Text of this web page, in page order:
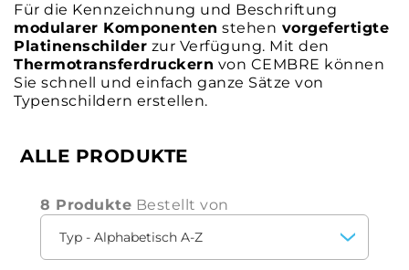
Für die Kennzeichnung und Beschriftung
modularer Komponenten stehen vorgefertigte
Platinenschilder zur Verfügung. Mit den
Thermotransferdruckern von CEMBRE können
Sie schnell und einfach ganze Sätze von
Typenschildern erstellen.
ALLE PRODUKTE
8 Produkte Bestellt von